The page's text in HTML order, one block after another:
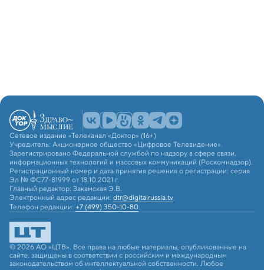
Сетевое издание «Телеканал «Доктор» (16+)
Учредитель: Акционерное общество «Цифровое Телевидение».
Зарегистрировано Федеральной службой по надзору в сфере связи,
информационных технологий и массовых коммуникаций (Роскомнадзор).
Регистрационный номер и дата принятия решения о регистрации: серия
Эл № ФС77-81999 от 18.10.2021 г.
Главный редактор: Закамская Э.В.
Электронный адрес редакции: dtr@digitalrussia.tv
Телефон редакции: +7 (499) 350-10-80
© 2026 АО «ЦТВ». Все права на любые материалы, опубликованные на
сайте, защищены в соответствии с российским и международным
законодательством об интеллектуальной собственности. Любое